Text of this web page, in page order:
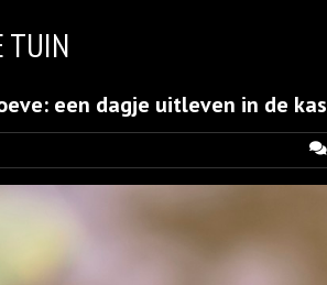
TUIN
een dagje uitleven in de